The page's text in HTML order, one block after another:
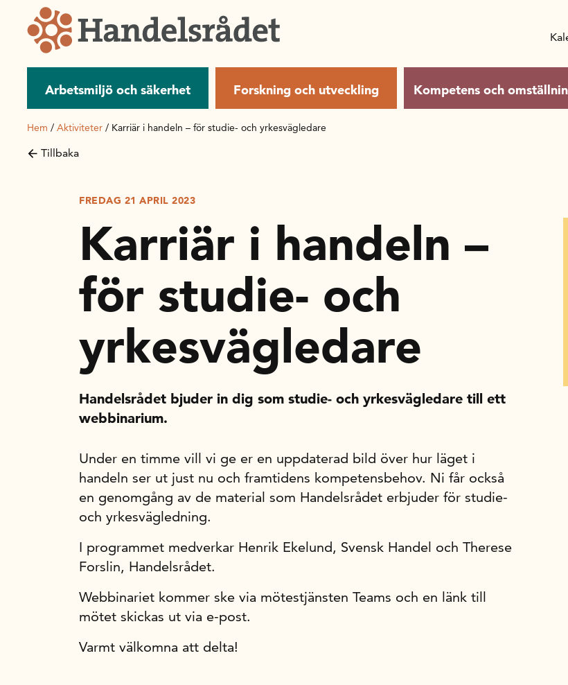
Arbetsmiljö och säkerhet Forskning och utveckling Kompetens och
Hem / Aktiviteter / Karriär i handeln – för studie- och yrkesvägledare
Tillbaka
FREDAG 21 APRIL 2023
Karriär i handeln –
för studie- och
yrkesvägledare
Handelsrådet bjuder in dig som studie- och yrkesvägledare till ett
webbinarium.
Under en timme vill vi ge er en uppdaterad bild över hur läget i
handeln ser ut just nu och framtidens kompetensbehov. Ni får också
en genomgång av de material som Handelsrådet erbjuder för studie-
och yrkesvägledning.
I programmet medverkar Henrik Ekelund, Svensk Handel och Therese
Forslin, Handelsrådet.
Webbinariet kommer ske via mötestjänsten Teams och en länk till
mötet skickas ut via e-post.
Varmt välkomna att delta!